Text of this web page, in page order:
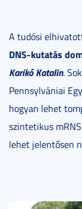
A tudósi
DNS-kutatás
Karikó Katalin.
Pennsylvániai
hogyan lehet
szintetikus
lehet jelentősen